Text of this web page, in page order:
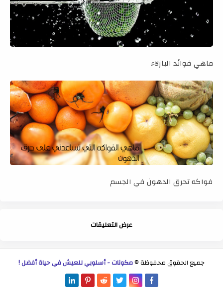
ماهي فوائد البازلاء
فواكه تحرق الدهون في الجسم
عرض التعليقات
جميع الحقوق محفوظة ©مكونات - أسلوبي للعيش في حياة أفضل !